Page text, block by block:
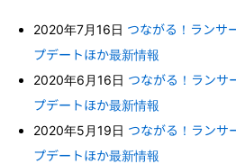
2020年7月16日 つながる！ランサ
プデートほか最新情報
2020年6月16日 つながる！ランサ
プデートほか最新情報
2020年5月19日 つながる！ランサ
プデートほか最新情報